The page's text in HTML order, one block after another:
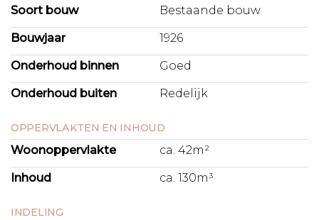
Soort bouw Bestaande bouw
Bouwjaar 1926
Onderhoud binnen Goed
Onderhoud buiten Redelijk
OPPERVLAKTEN EN INHOUD
Woonoppervlakte ca. 42m²
Inhoud ca. 130m³
INDELING